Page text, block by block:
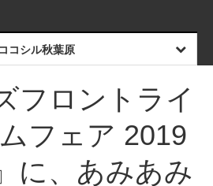
ココシル秋葉原
フロントライ
フェア 2019
に、あみあみ